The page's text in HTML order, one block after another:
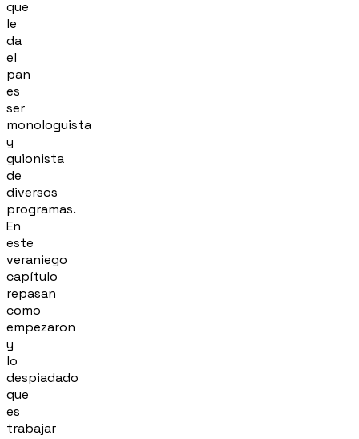
que
le
da
el
pan
es
ser
monologuista
y
guionista
de
diversos
programas.
En
este
veraniego
capítulo
repasan
como
empezaron
y
lo
despiadado
que
es
trabajar